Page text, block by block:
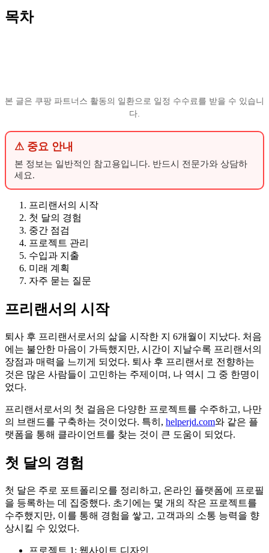
목차
본 글은 쿠팡 파트너스 활동의 일환으로 일정 수수료를 받을 수 있습니
다.
⚠ 중요 안내
본 정보는 일반적인 참고용입니다. 반드시 전문가와 상담하
세요.
프리랜서의 시작
첫 달의 경험
중간 점검
프로젝트 관리
수입과 지출
미래 계획
자주 묻는 질문
프리랜서의 시작
퇴사 후 프리랜서로서의 삶을 시작한 지 6개월이 지났다. 처음
에는 불안한 마음이 가득했지만, 시간이 지날수록 프리랜서의
장점과 매력을 느끼게 되었다. 퇴사 후 프리랜서로 전향하는
것은 많은 사람들이 고민하는 주제이며, 나 역시 그 중 한명이
었다.
프리랜서로서의 첫 걸음은 다양한 프로젝트를 수주하고, 나만
의 브랜드를 구축하는 것이었다. 특히, helperjd.com와 같은 플
랫폼을 통해 클라이언트를 찾는 것이 큰 도움이 되었다.
첫 달의 경험
첫 달은 주로 포트폴리오를 정리하고, 온라인 플랫폼에 프로필
을 등록하는 데 집중했다. 초기에는 몇 개의 작은 프로젝트를
수주했지만, 이를 통해 경험을 쌓고, 고객과의 소통 능력을 향
상시킬 수 있었다.
프로젝트 1: 웹사이트 디자인